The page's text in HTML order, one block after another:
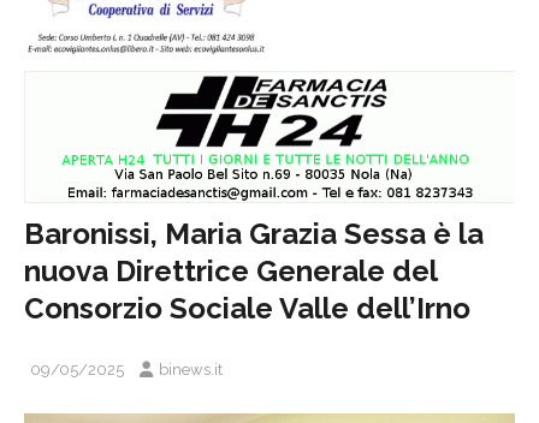
Baronissi, Maria Grazia Sessa è la
nuova Direttrice Generale del
Consorzio Sociale Valle dell’Irno
09/05/2025 binews.it